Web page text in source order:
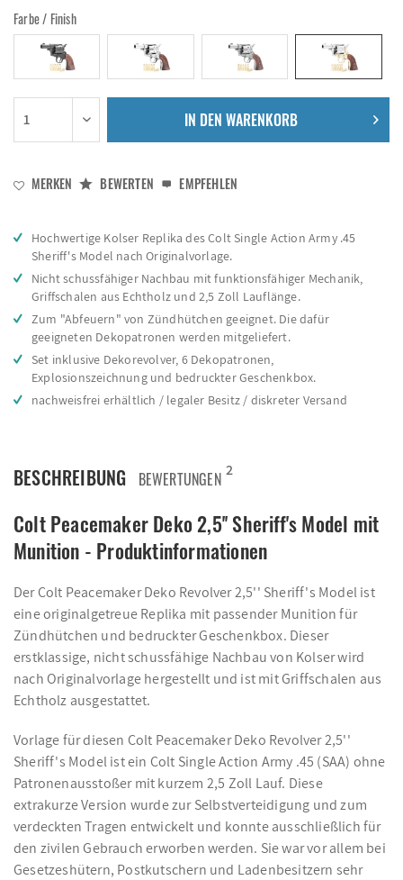
Farbe / Finish
IN DEN WARENKORB
MERKEN BEWERTEN EMPFEHLEN
Hochwertige Kolser Replika des Colt Single Action Army .45
Sheriff's Model nach Originalvorlage.
Nicht schussfähiger Nachbau mit funktionsfähiger Mechanik,
Griffschalen aus Echtholz und 2,5 Zoll Lauflänge.
Zum "Abfeuern" von Zündhütchen geeignet. Die dafür
geeigneten Dekopatronen werden mitgeliefert.
Set inklusive Dekorevolver, 6 Dekopatronen,
Explosionszeichnung und bedruckter Geschenkbox.
nachweisfrei erhältlich / legaler Besitz / diskreter Versand
BESCHREIBUNG BEWERTUNGEN 2
Colt Peacemaker Deko 2,5'' Sheriff's Model mit
Munition - Produktinformationen
Der Colt Peacemaker Deko Revolver 2,5'' Sheriff's Model ist
eine originalgetreue Replika mit passender Munition für
Zündhütchen und bedruckter Geschenkbox. Dieser
erstklassige, nicht schussfähige Nachbau von Kolser wird
nach Originalvorlage hergestellt und ist mit Griffschalen aus
Echtholz ausgestattet.
Vorlage für diesen Colt Peacemaker Deko Revolver 2,5''
Sheriff's Model ist ein Colt Single Action Army .45 (SAA) ohne
Patronenausstoßer mit kurzem 2,5 Zoll Lauf. Diese
extrakurze Version wurde zur Selbstverteidigung und zum
verdeckten Tragen entwickelt und konnte ausschließlich für
den zivilen Gebrauch erworben werden. Sie war vor allem bei
Gesetzeshütern, Postkutschern und Ladenbesitzern sehr